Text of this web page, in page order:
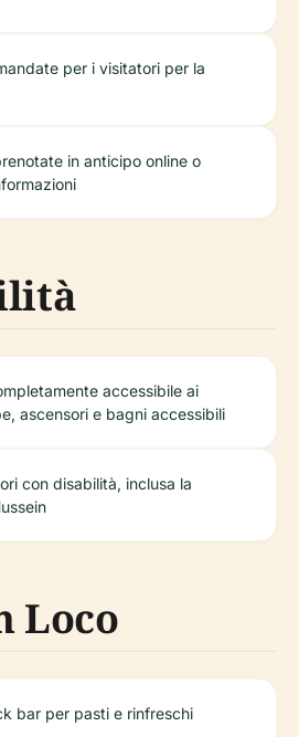
per i visitatori per la
in anticipo online o
accessibile ai
ascensori e bagni accessibili
con disabilità, inclusa la
Loco
bar per pasti e rinfreschi